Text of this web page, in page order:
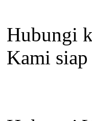
Hubungi
Kami siap